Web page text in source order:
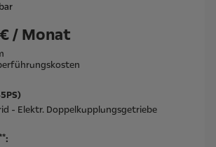
/ Monat
- Elektr. Doppelkupplungsgetriebe
: